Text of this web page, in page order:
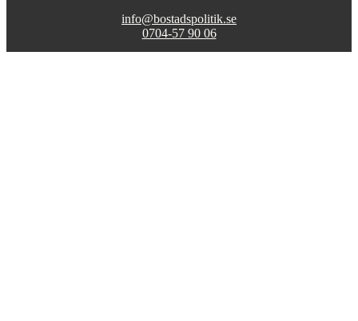
info@bostadspolitik.se
0704-57 90 06